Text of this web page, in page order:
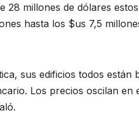
28 millones de dólares
hasta los $us 7,5
sus edificios todos
Los precios oscilan en